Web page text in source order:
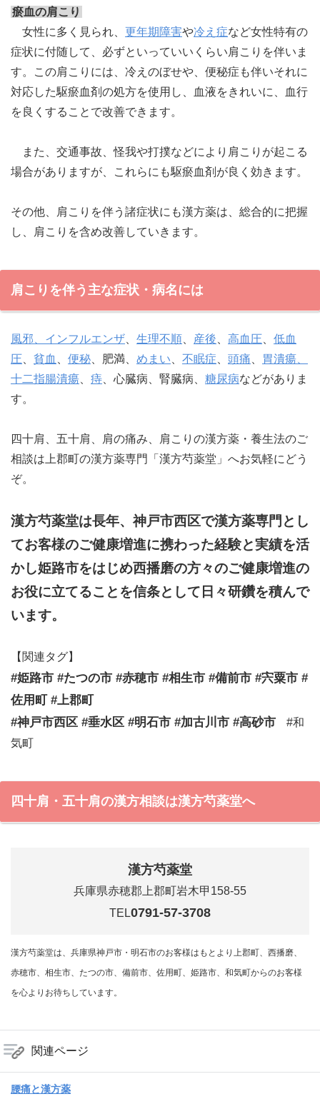
瘀血の肩こり
女性に多く見られ、 更年期障害や冷え症など女性特有の
症状に付随して、必ずといっていいくらい肩こりを伴いま
す。この肩こりには、冷えのぼせや、便秘症も伴いそれに
対応した駆瘀血剤の処方を使用し、血液をきれいに、血行
を良くすることで改善できます。
また、交通事故、怪我や打撲などにより肩こりが起こる
場合がありますが、これらにも駆瘀血剤が良く効きます。
その他、肩こりを伴う諸症状にも漢方薬は、総合的に把握
し、肩こりを含め改善していきます。
肩こりを伴う主な症状・病名には
風邪、インフルエンザ 生理不順 産後 高血圧
低血
圧
貧血 便秘 、肥満、 めまい 不眠症 頭痛
胃潰瘍、
十二指腸潰瘍
痔 、心臓病、腎臓病、 糖尿病などがありま
す。
四十肩、五十肩、肩の痛み、肩こりの漢方薬・養生法のご
相談は上郡町の漢方薬専門「漢方芍薬堂」へお気軽にどう
ぞ。
漢方芍薬堂は長年、神戸市西区で漢方薬専門とし
てお客様のご健康増進に携わった経験と実績を活
かし姫路市をはじめ西播磨の方々のご健康増進の
お役に立てることを信条として日々研鑽を積んで
います。
【関連タグ】
#姫路市 #たつの市 #赤穂市 #相生市 #備前市 #宍粟市 #
佐用町 #上郡町
#神戸市西区 #垂水区 #明石市 #加古川市 #高砂市 #和
気町
四十肩・五十肩の漢方相談は漢方芍薬堂へ
漢方芍薬堂
兵庫県赤穂郡上郡町岩木甲158-55
TEL0791-57-3708
漢方芍薬堂は、兵庫県神戸市・明石市のお客様はもとより上郡町、西播磨、
赤穂市、相生市、たつの市、備前市、佐用町、姫路市、和気町からのお客様
を心よりお待ちしています。
関連ページ
腰痛と漢方薬